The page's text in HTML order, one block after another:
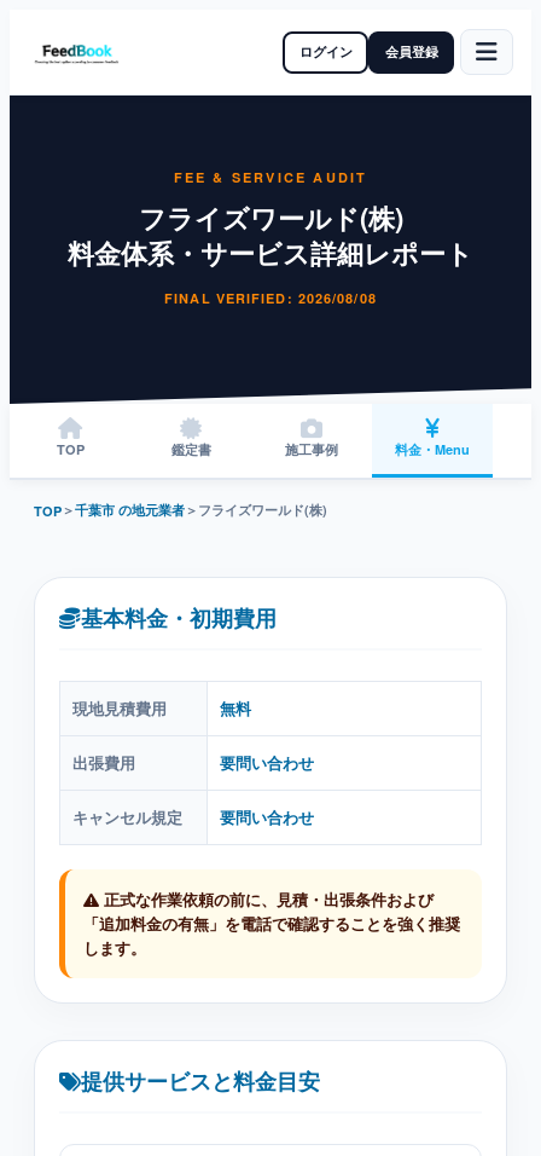
ログイン 会員登録
FEE & SERVICE AUDIT
フライズワールド(株)
料金体系・サービス詳細レポート
FINAL VERIFIED: 2026/08/08
TOP 鑑定書 施工事例 料金・Menu
TOP＞千葉市 の地元業者＞ フライズワールド(株)
基本料金・初期費用
現地見積費用 無料
出張費用 要問い合わせ
キャンセル規定 要問い合わせ
正式な作業依頼の前に、見積・出張条件および
「追加料金の有無」を電話で確認することを強く推奨
します。
提供サービスと料金目安